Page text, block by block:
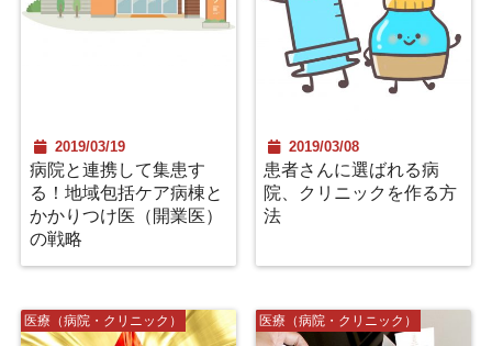
2019/03/19
病院と連携して集患す
る！地域包括ケア病棟と
かかりつけ医（開業医）
の戦略
2019/03/08
患者さんに選ばれる病
院、クリニックを作る方
法
医療（病院・クリニック） 医療（病院・クリニック）